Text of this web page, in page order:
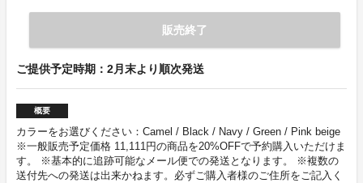
販売終了
ご提供予定時期：2月末より順次発送
概要
カラーをお選びください：Camel / Black / Navy / Green / Pink beige
※一般販売予定価格 11,111円の商品を20%OFFで予約購入いただけま
す。 ※基本的に追跡可能なメール便での発送となります。 ※複数の
送付先への発送は出来かねます。必ずご購入者様のご住所をご記入く